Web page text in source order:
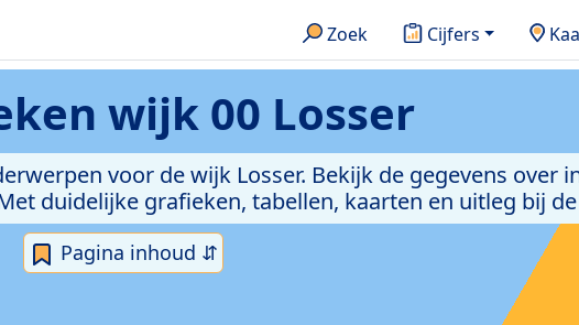
Zoek Cijfers
wijk 00 Losser
voor de wijk Losser. Bekijk de gegevens over
duidelijke grafieken, tabellen, kaarten en uitleg bij
Pagina inhoud ⇵